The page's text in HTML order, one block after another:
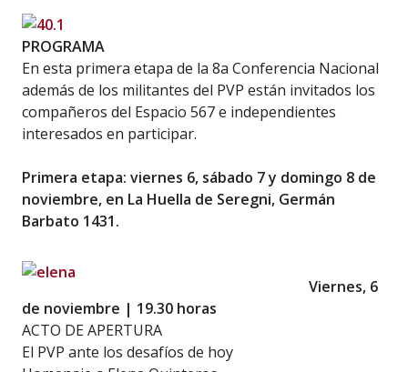
PROGRAMA
En esta primera etapa de la 8a Conferencia Nacional
además de los militantes del PVP están invitados los
compañeros del Espacio 567 e independientes
interesados en participar.
Primera etapa: viernes 6, sábado 7 y domingo 8 de
noviembre, en La Huella de Seregni, Germán
Barbato 1431.
Viernes, 6
de noviembre | 19.30 horas
ACTO DE APERTURA
El PVP ante los desafíos de hoy